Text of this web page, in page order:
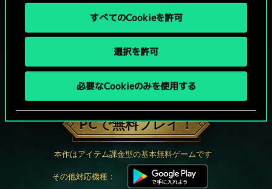
すべてのCookieを許可
選択を許可
必要なCookieのみを使用する
グウェントでひと勝負といかない
か？
PCで無料プレイ！
本作はアイテム課金型の基本無料ゲームです
その他対応機種：